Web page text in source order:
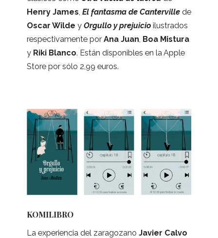
Henry James El fan­tasma de Can­ter­vi­llede
Oscar Wilde y Orgu­llo y pre­jui­cioilus­tra­dos
res­pec­ti­va­mente por Ana Juan Boa Mis­tura
y Riki Blanco. Están dis­po­ni­bles en la Apple
Store por sólo 2,99 euros.
KOMILIBRO
La expe­rien­cia del zara­go­zano Javier Calvo